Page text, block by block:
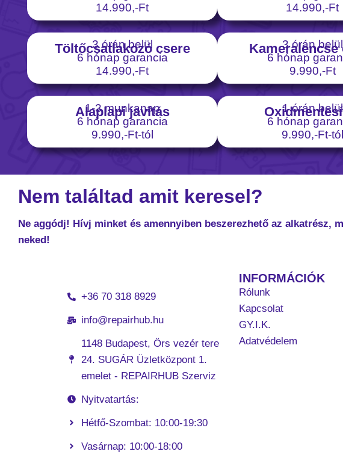
14.990,-Ft
14.990,-Ft
Töltőcsatlakozó csere
3 órán belül
6 hónap garancia
14.990,-Ft
Kameralencse
3 órán belül
6 hónap
9.990,-Ft
Alaplapi javítás
1-3 munkanap
6 hónap garancia
9.990,-Ft-tól
1 órán belül
6 hónap
9.990,-Ft-tól
Nem találtad amit keresel?
Ne aggódj! Hívj minket és amennyiben beszerezhető az alkatrész,
neked!
+36 70 318 8929
info@repairhub.hu
1148 Budapest, Örs vezér tere
24. SUGÁR Üzletközpont 1.
emelet - REPAIRHUB Szerviz
Nyitvatartás:
Hétfő-Szombat: 10:00-19:30
Vasárnap: 10:00-18:00
INFORMÁCIÓK
Rólunk
Kapcsolat
GY.I.K.
Adatvédelem